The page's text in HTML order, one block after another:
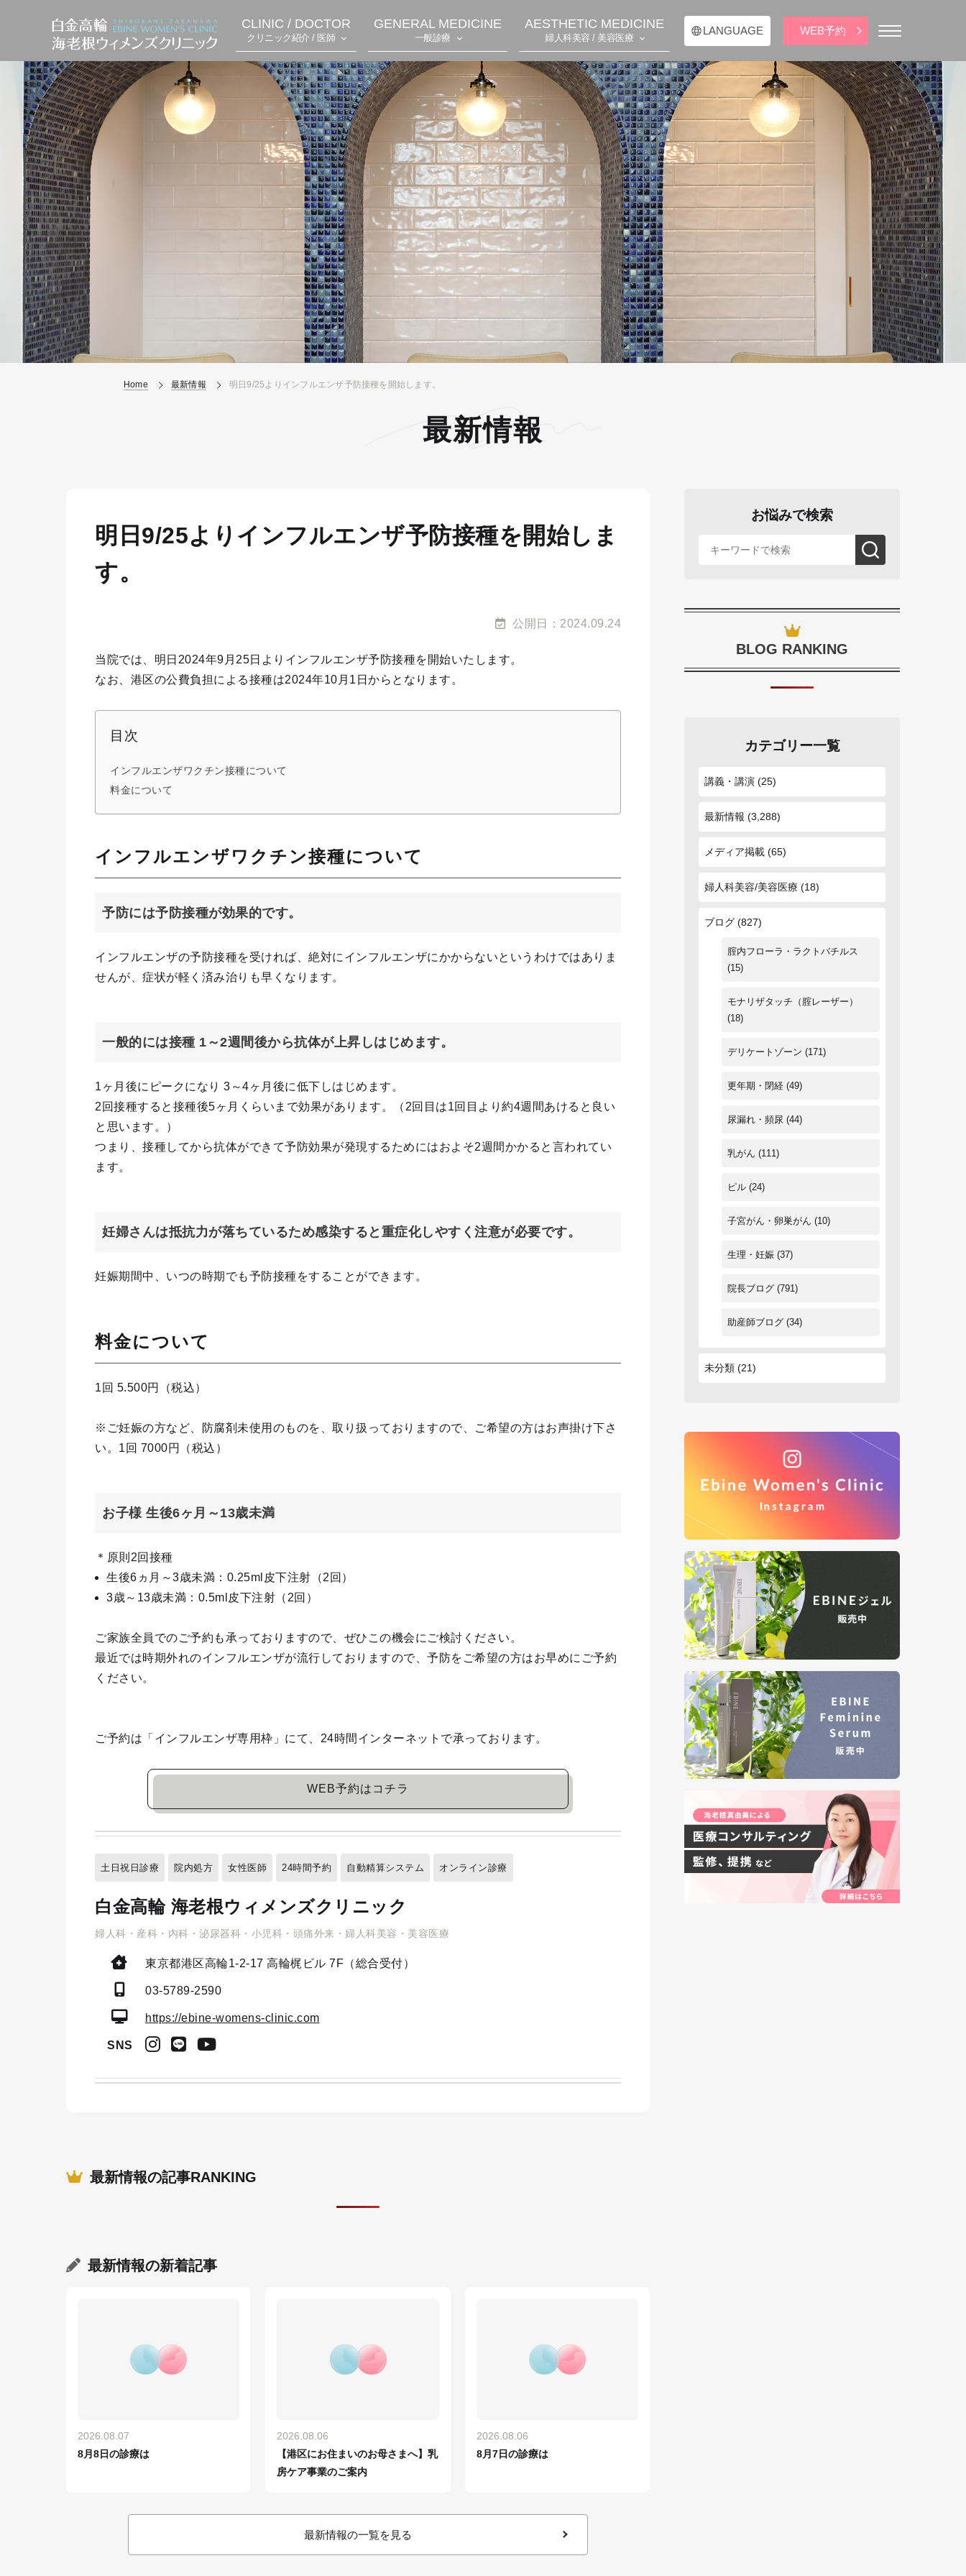
CLINIC / DOCTOR
クリニック紹介 / 医師
GENERAL MEDICINE
一般診療
AESTHETIC MEDICINE
婦人科美容 / 美容医療
LANGUAGE WEB予約
Home 最新情報 明日9/25よりインフルエンザ予防接種を開始します。
最新情報
明日9/25よりインフルエンザ予防接種を開始しま
す。
公開日：2024.09.24
当院では、明日2024年9月25日よりインフルエンザ予防接種を開始いたします。
なお、港区の公費負担による接種は2024年10月1日からとなります。
目次
インフルエンザワクチン接種について
料金について
インフルエンザワクチン接種について
予防には予防接種が効果的です。
インフルエンザの予防接種を受ければ、絶対にインフルエンザにかからないというわけではありま
せんが、症状が軽く済み治りも早くなります。
一般的には接種 1～2週間後から抗体が上昇しはじめます。
1ヶ月後にピークになり 3～4ヶ月後に低下しはじめます。
2回接種すると接種後5ヶ月くらいまで効果があります。（2回目は1回目より約4週間あけると良い
と思います。）
つまり、接種してから抗体ができて予防効果が発現するためにはおよそ2週間かかると言われてい
ます。
妊婦さんは抵抗力が落ちているため感染すると重症化しやすく注意が必要です。
妊娠期間中、いつの時期でも予防接種をすることができます。
料金について
1回 5.500円（税込）
※ご妊娠の方など、防腐剤未使用のものを、取り扱っておりますので、ご希望の方はお声掛け下さ
い。1回 7000円（税込）
お子様 生後6ヶ月～13歳未満
＊原則2回接種
生後6ヵ月～3歳未満：0.25ml皮下注射（2回）
3歳～13歳未満：0.5ml皮下注射（2回）
ご家族全員でのご予約も承っておりますので、ぜひこの機会にご検討ください。
最近では時期外れのインフルエンザが流行しておりますので、予防をご希望の方はお早めにご予約
ください。
ご予約は「インフルエンザ専用枠」にて、24時間インターネットで承っております。
WEB予約はコチラ
土日祝日診療 院内処方 女性医師 24時間予約 自動精算システム オンライン診療
白金高輪 海老根ウィメンズクリニック
婦人科・産科・内科・泌尿器科・小児科・頭痛外来・婦人科美容・美容医療
東京都港区高輪1-2-17 高輪梶ビル 7F（総合受付）
03-5789-2590
https://ebine-womens-clinic.com
SNS
最新情報の記事RANKING
最新情報の新着記事
2026.08.07
8月8日の診療は
2026.08.06
【港区にお住まいのお母さまへ】乳
房ケア事業のご案内
2026.08.06
8月7日の診療は
最新情報の一覧を見る
お悩みで検索
BLOG RANKING
カテゴリー一覧
講義・講演 (25)
最新情報 (3,288)
メディア掲載 (65)
婦人科美容/美容医療 (18)
ブログ (827)
腟内フローラ・ラクトバチルス
(15)
モナリザタッチ（腟レーザー）
(18)
デリケートゾーン (171)
更年期・閉経 (49)
尿漏れ・頻尿 (44)
乳がん (111)
ピル (24)
子宮がん・卵巣がん (10)
生理・妊娠 (37)
院長ブログ (791)
助産師ブログ (34)
未分類 (21)